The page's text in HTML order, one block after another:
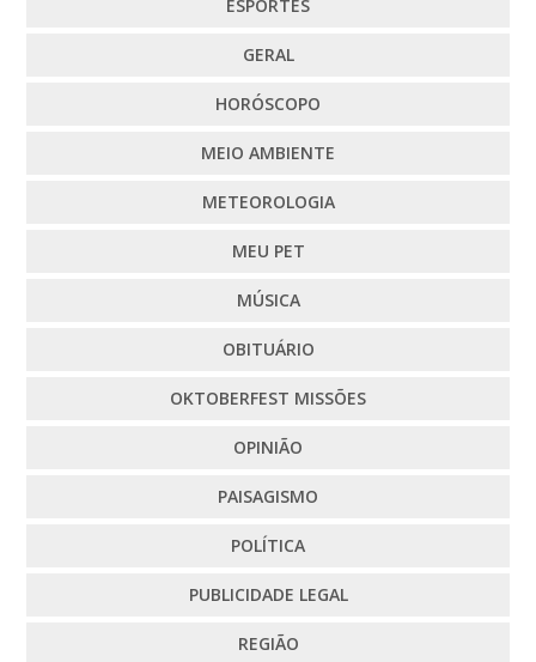
ESPORTES
GERAL
HORÓSCOPO
MEIO AMBIENTE
METEOROLOGIA
MEU PET
MÚSICA
OBITUÁRIO
OKTOBERFEST MISSÕES
OPINIÃO
PAISAGISMO
POLÍTICA
PUBLICIDADE LEGAL
REGIÃO